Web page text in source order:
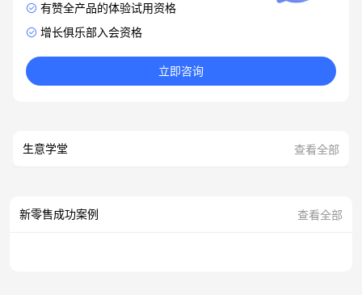
有赞全产品的体验试用资格
增长俱乐部入会资格
立即咨询
生意学堂 查看全部
新零售成功案例 查看全部